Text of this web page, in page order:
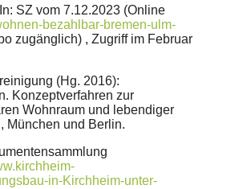
SZ vom 7.12.2023 (Online
bezahlbar-bremen-ulm-
zugänglich) , Zugriff im Februar
(Hg. 2016):
Konzeptverfahren zur
Wohnraum und lebendiger
München und Berlin.
in-Kirchheim-unter-